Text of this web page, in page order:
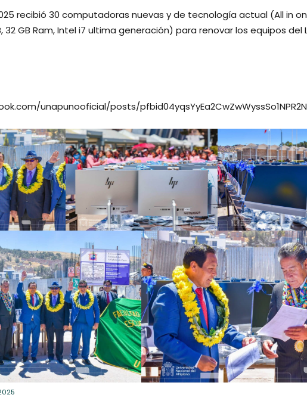
recibió 30 computadoras nuevas y de tecnología actual (All in
32 GB Ram, Intel i7 ultima generación) para renovar los equipos
unapunooficial/posts/